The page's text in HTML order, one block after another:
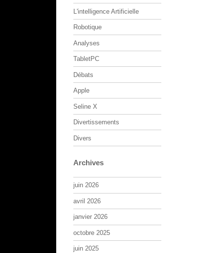
L'intelligence Artificielle
Robotique
Analyses
TabletPC
Débats
Apple
Seline X
Divertissements
Divers
Archives
juin 2026
avril 2026
janvier 2026
octobre 2025
juin 2025